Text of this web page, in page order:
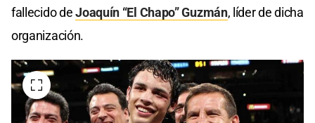
fallecido deJoaquín “El Chapo” Guzmán, líder de dicha
organización.